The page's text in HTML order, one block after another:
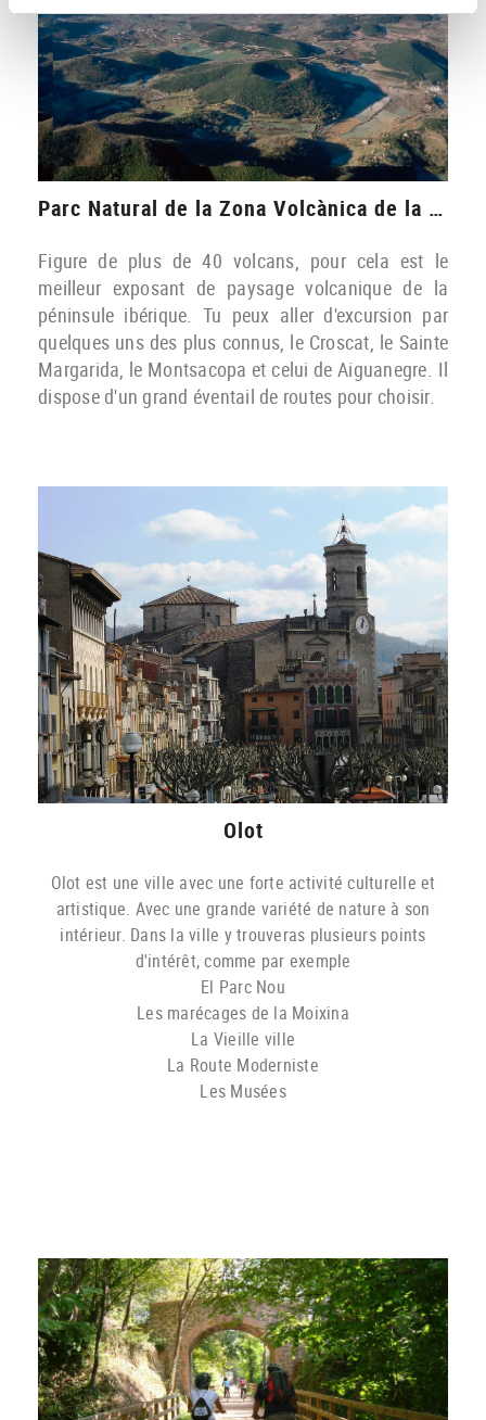
Parc Natural de la Zona Volcànica de la Garrotxa
Figure de plus de 40 volcans, pour cela est le
meilleur exposant de paysage volcanique de la
péninsule ibérique. Tu peux aller d'excursion par
quelques uns des plus connus, le Croscat, le Sainte
Margarida, le Montsacopa et celui de Aiguanegre. Il
dispose d'un grand éventail de routes pour choisir.
Olot
Olot est une ville avec une forte activité culturelle et
artistique. Avec une grande variété de nature à son
intérieur. Dans la ville y trouveras plusieurs points
d'intérêt, comme par exemple
El Parc Nou
Les marécages de la Moixina
La Vieille ville
La Route Moderniste
Les Musées